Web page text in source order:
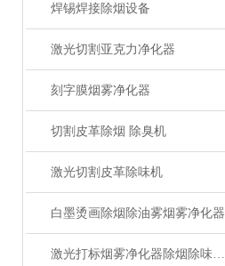
焊锡焊接除烟设备
激光切割亚克力净化器
刻字膜烟雾净化器
切割皮革除烟 除臭机
激光切割皮革除味机
白墨烫画除烟除油雾烟雾净化器
激光打标烟雾净化器除烟除味设备